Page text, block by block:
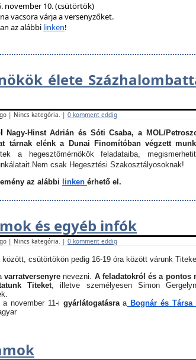
november 10. (csütörtök)
vacsora várja a versenyzőket.
az alábbi linken!
élete
| Nincs kategória. | 0 komment eddig
Nagy-Hinst Adrián és Sóti Csaba, a MOL/
tárnak elénk a Dunai Finomítóban végzett
a hegesztőmérnökök feladataiba,
Nem csak Hegesztési Szakosztályosoknak!
az alábbi
linken érhető el.
és egyéb infók
| Nincs kategória. | 0 komment eddig
csütörtökön pedig 16-19 óra között várunk
varratversenyrenevezni. A feladatokról és a pontos
Titeket, illetve személyesen Simon
november 11-i gyárlátogatásraaBognár és Társa